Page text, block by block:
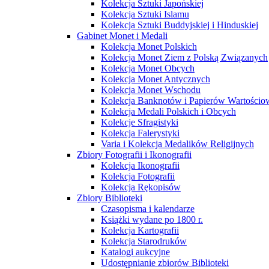
Kolekcja Sztuki Japońskiej
Kolekcja Sztuki Islamu
Kolekcja Sztuki Buddyjskiej i Hinduskiej
Gabinet Monet i Medali
Kolekcja Monet Polskich
Kolekcja Monet Ziem z Polską Związanych
Kolekcja Monet Obcych
Kolekcja Monet Antycznych
Kolekcja Monet Wschodu
Kolekcja Banknotów i Papierów
Kolekcja Medali Polskich i Obcych
Kolekcje Sfragistyki
Kolekcja Falerystyki
Varia i Kolekcja Medalików Religijnych
Zbiory Fotografii i Ikonografii
Kolekcja Ikonografii
Kolekcja Fotografii
Kolekcja Rękopisów
Zbiory Biblioteki
Czasopisma i kalendarze
Książki wydane po 1800 r.
Kolekcja Kartografii
Kolekcja Starodruków
Katalogi aukcyjne
Udostępnianie zbiorów Biblioteki